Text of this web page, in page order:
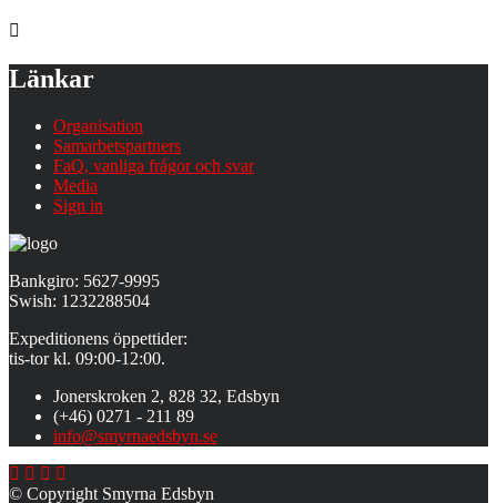
Länkar
Organisation
Samarbetspartners
FaQ, vanliga frågor och svar
Media
Sign in
Bankgiro: 5627-9995
Swish: 1232288504
Expeditionens öppettider:
tis-tor kl. 09:00-12:00.
Jonerskroken 2, 828 32, Edsbyn
(+46) 0271 - 211 89
info@smyrnaedsbyn.se
© Copyright Smyrna Edsbyn